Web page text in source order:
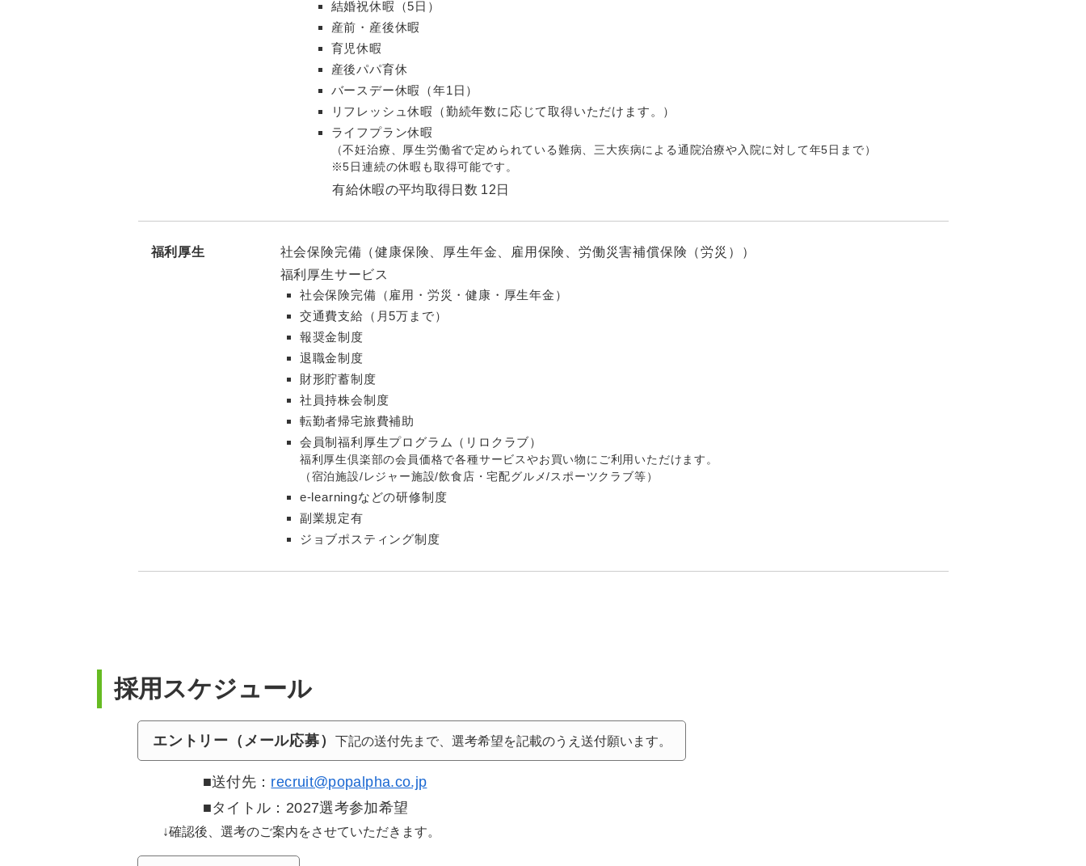
結婚祝休暇（5日）
産前・産後休暇
育児休暇
産後パパ育休
バースデー休暇（年1日）
リフレッシュ休暇（勤続年数に応じて取得いただけます。）
ライフプラン休暇
（不妊治療、厚生労働省で定められている難病、三大疾病による通院治療や入院に対して年5日まで）
※5日連続の休暇も取得可能です。
有給休暇の平均取得日数 12日
福利厚生
社会保険完備（健康保険、厚生年金、雇用保険、労働災害補償保険（労災））
福利厚生サービス
社会保険完備（雇用・労災・健康・厚生年金）
交通費支給（月5万まで）
報奨金制度
退職金制度
財形貯蓄制度
社員持株会制度
転勤者帰宅旅費補助
会員制福利厚生プログラム（リロクラブ）
福利厚生倶楽部の会員価格で各種サービスやお買い物にご利用いただけます。
（宿泊施設/レジャー施設/飲食店・宅配グルメ/スポーツクラブ等）
e-learningなどの研修制度
副業規定有
ジョブポスティング制度
採用スケジュール
エントリー（メール応募） 下記の送付先まで、選考希望を記載のうえ送付願います。
■送付先： recruit@popalpha.co.jp
■タイトル：2027選考参加希望
↓確認後、選考のご案内をさせていただきます。